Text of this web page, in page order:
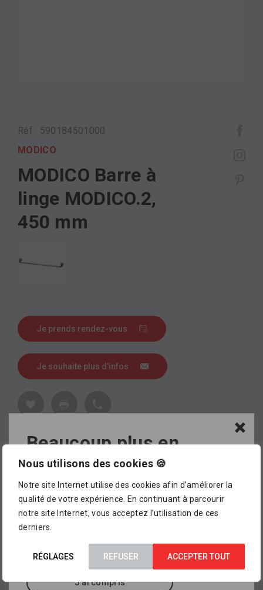
Nous utilisons des cookies 🍪
Notre site Internet utilise des cookies afin d’améliorer la
qualité de votre expérience. En continuant à parcourir
notre site Internet, vous acceptez l’utilisation de ces
derniers.
RÉGLAGES REFUSER ACCEPTER TOUT
Réf : 590184501000
MODICO
MODICO Barre à
linge MODICO.2,
450 mm
Je prends rendez-vous
Je souhaite plus d'infos
Description et détails
Description
chromé.
Beaucoup plus en
magasin !
L’assortiment proposé dans notre catalogue en
ligne ne représente pour le moment qu’un petit
aperçu de ce que vous pourrez trouver dans
nos points de vente
milliers d’autres références.
J'ai compris